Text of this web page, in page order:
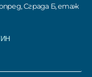
Сграда Б, етаж